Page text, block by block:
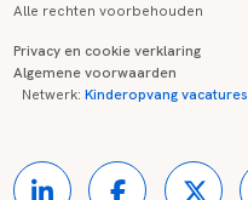
Kinderopvang
Zij-instroom informatie
Registreren
Onderwijs links
Alle rechten voorbehouden
Privacy en cookie verklaring
Algemene voorwaarden
Netwerk:Kinderopvang vacatures